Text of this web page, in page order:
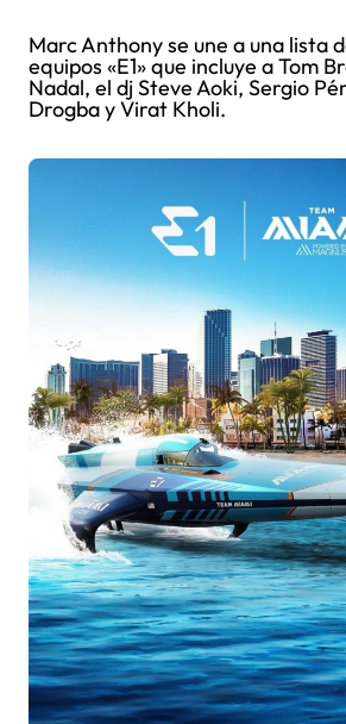
Marc Anthony se une a una lista
equipos «E1» que incluye a Tom
Nadal, el dj Steve Aoki, Sergio
Drogba y Virat Kholi.